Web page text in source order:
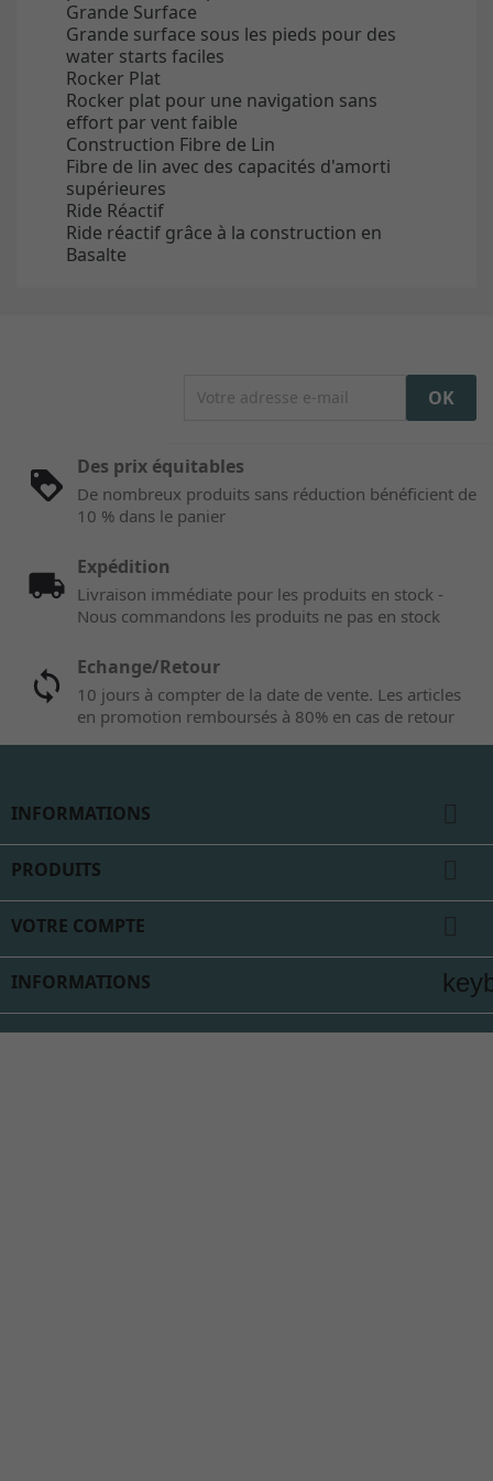
Grande Surface
Grande surface sous les pieds pour des
water starts faciles
Rocker Plat
Rocker plat pour une navigation sans
effort par vent faible
Construction Fibre de Lin
Fibre de lin avec des capacités d'amorti
supérieures
Ride Réactif
Ride réactif grâce à la construction en
Basalte
Des prix équitables
De nombreux produits sans réduction bénéficient de
10 % dans le panier
Expédition
Livraison immédiate pour les produits en stock -
Nous commandons les produits ne pas en stock
Echange/Retour
10 jours à compter de la date de vente. Les articles
en promotion remboursés à 80% en cas de retour
INFORMATIONS
PRODUITS
VOTRE COMPTE
INFORMATIONS